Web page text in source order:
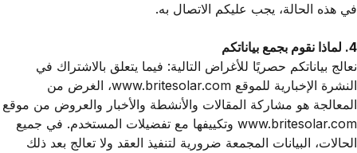
في هذه الحالة، يجب عليكم الاتصال به.
4. لماذا نقوم بجمع بياناتكم
نعالج بياناتكم حصريًا للأغراض التالية: فيما يتعلق بالاشتراك في
النشرة الإخبارية للموقع www.britesolar.com، الغرض من
المعالجة هو مشاركة المقالات والأنشطة والأخبار والعروض من موقع
www.britesolar.com وتكييفها مع تفضيلات المستخدم. في جميع
الحالات، البيانات المجمعة ضرورية لتنفيذ العقد ولا تعالج بعد ذلك